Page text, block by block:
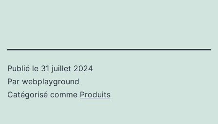
Publié le 31 juillet 2024
Par webplayground
Catégorisé comme Produits